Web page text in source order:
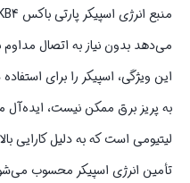
می‌دهد بدون نیاز به اتصال مداوم
این ویژگی، اسپیکر را برای
به پریز برق ممکن نیست، ایده‌آل
لیتیومی است که به دلیل کارایی
تأمین انرژی اسپیکر محسوب